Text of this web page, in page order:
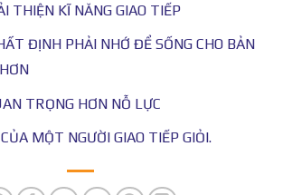
THIỆN KĨ NĂNG GIAO TIẾP
ĐỊNH PHẢI NHỚ ĐỂ SỐNG CHO BẢN
TRỌNG HƠN NỖ LỰC
MỘT NGƯỜI GIAO TIẾP GIỎI.